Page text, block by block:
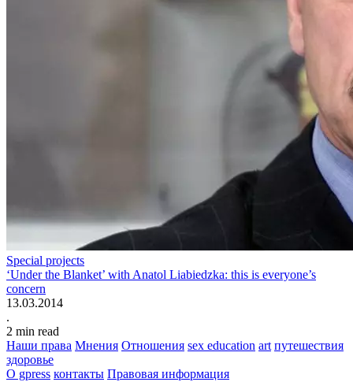
Special projects
‘Under the Blanket’ with Anatol Liabiedzka: this is everyone’s
concern
13.03.2014
.
2 min read
Наши права Мнения Отношения sex education art путешествия
здоровье
О gpress контакты Правовая информация